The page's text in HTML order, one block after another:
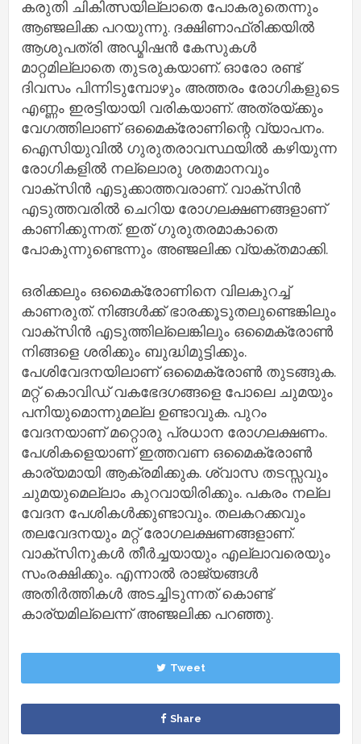
കരുതി ചികിത്സയില്ലാതെ പോകരുതെന്നും
ആഞ്ജലിക്ക പറയുന്നു. ദക്ഷിണാഫ്രിക്കയില്‍
ആശുപത്രി അഡ്മിഷന്‍ കേസുകള്‍
മാറ്റമില്ലാതെ തുടരുകയാണ്. ഓരോ രണ്ട്
ദിവസം പിന്നിടുമ്പോഴും അത്തരം രോഗികളുടെ
എണ്ണം ഇരട്ടിയായി വരികയാണ്. അത്രയ്ക്കും
വേഗത്തിലാണ് ഒമൈക്രോണിന്റെ വ്യാപനം.
ഐസിയുവില്‍ ഗുരുതരാവസ്ഥയില്‍ കഴിയുന്ന
രോഗികളില്‍ നല്ലൊരു ശതമാനവും
വാക്‌സിന്‍ എടുക്കാത്തവരാണ്. വാക്‌സിന്‍
എടുത്തവരില്‍ ചെറിയ രോഗലക്ഷണങ്ങളാണ്
കാണിക്കുന്നത്. ഇത് ഗുരുതരമാകാതെ
പോകുന്നുണ്ടെന്നും അഞ്ജലിക്ക വ്യക്തമാക്കി.
ഒരിക്കലും ഒമൈക്രോണിനെ വിലകുറച്ച്
കാണരുത്. നിങ്ങള്‍ക്ക് ഭാരക്കൂടുതലുണ്ടെങ്കിലും
വാക്‌സിന്‍ എടുത്തില്ലെങ്കിലും ഒമൈക്രോണ്‍
നിങ്ങളെ ശരിക്കും ബുദ്ധിമുട്ടിക്കും.
പേശിവേദനയിലാണ് ഒമൈക്രോണ്‍ തുടങ്ങുക.
മറ്റ് കൊവിഡ് വകഭേദഗങ്ങളെ പോലെ ചുമയും
പനിയുമൊന്നുമല്ല ഉണ്ടാവുക. പുറം
വേദനയാണ് മറ്റൊരു പ്രധാന രോഗലക്ഷണം.
പേശികളെയാണ് ഇത്തവണ ഒമൈക്രോണ്‍
കാര്യമായി ആക്രമിക്കുക. ശ്വാസ തടസ്സവും
ചുമയുമെല്ലാം കുറവായിരിക്കും. പകരം നല്ല
വേദന പേശികള്‍ക്കുണ്ടാവും. തലകറക്കവും
തലവേദനയും മറ്റ് രോഗലക്ഷണങ്ങളാണ്.
വാക്‌സിനുകള്‍ തീര്‍ച്ചയായും എല്ലാവരെയും
സംരക്ഷിക്കും. എന്നാല്‍ രാജ്യങ്ങള്‍
അതിര്‍ത്തികള്‍ അടച്ചിടുന്നത് കൊണ്ട്
കാര്യമില്ലെന്ന് അഞ്ജലിക്ക പറഞ്ഞു.
Tweet
Share